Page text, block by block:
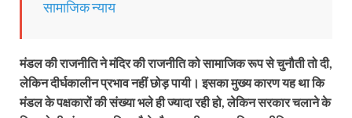
सामाजिक न्याय
मंडल की राजनीति ने मंदिर की राजनीति को सामाजिक रूप से चुनौती तो दी,
लेकिन दीर्घकालीन प्रभाव नहीं छोड़ पायी। इसका मुख्य कारण यह था कि
मंडल के पक्षकारों की संख्या भले ही ज्यादा रही हो, लेकिन सरकार चलाने के